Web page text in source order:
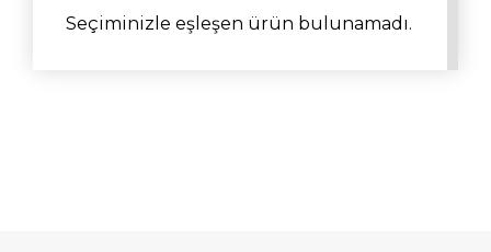
Seçiminizle eşleşen ürün bulunamadı.